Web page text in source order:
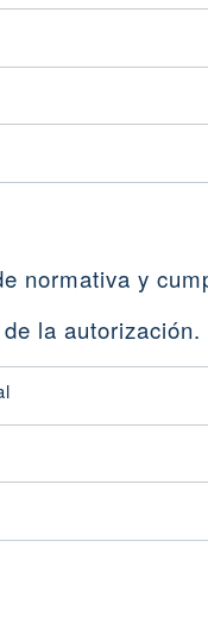
normativa y
la autorización.